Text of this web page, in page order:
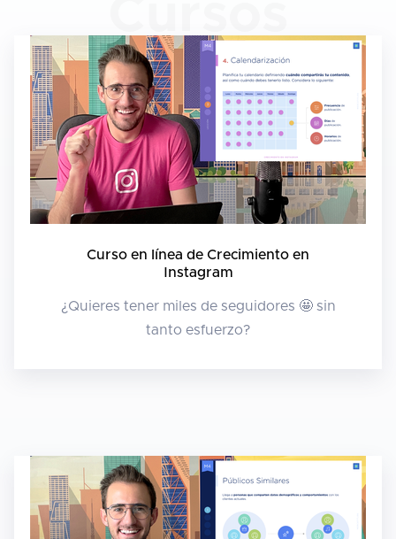
Curso en línea de Crecimiento en
Instagram
¿Quieres tener miles de seguidores 🤩 sin
tanto esfuerzo?